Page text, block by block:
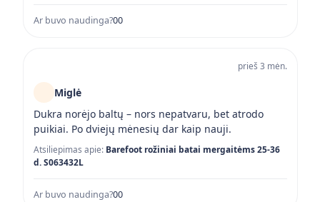
Ar buvo naudinga?00
prieš 3 mėn.
Miglė
Dukra norėjo baltų – nors nepatvaru, bet atrodo
puikiai. Po dviejų mėnesių dar kaip nauji.
Atsiliepimas apie: Barefoot rožiniai batai mergaitėms 25-36
d. S063432L
Ar buvo naudinga?00